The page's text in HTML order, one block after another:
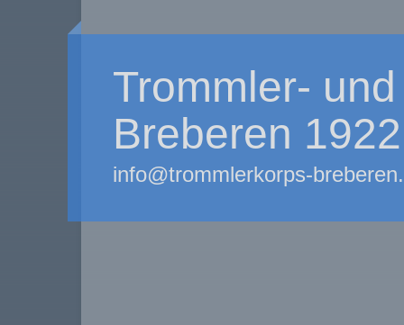
Trommler-
Breberen
info@trommlerkorps-